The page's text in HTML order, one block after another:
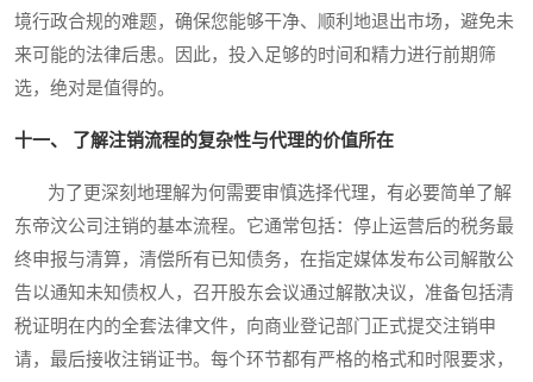
境行政合规的难题，确保您能够干净、顺利地退出市场，避免未
来可能的法律后患。因此，投入足够的时间和精力进行前期筛
选，绝对是值得的。
十一、 了解注销流程的复杂性与代理的价值所在
为了更深刻地理解为何需要审慎选择代理，有必要简单了解
东帝汶公司注销的基本流程。它通常包括：停止运营后的税务最
终申报与清算，清偿所有已知债务，在指定媒体发布公司解散公
告以通知未知债权人，召开股东会议通过解散决议，准备包括清
税证明在内的全套法律文件，向商业登记部门正式提交注销申
请，最后接收注销证书。每个环节都有严格的格式和时限要求，